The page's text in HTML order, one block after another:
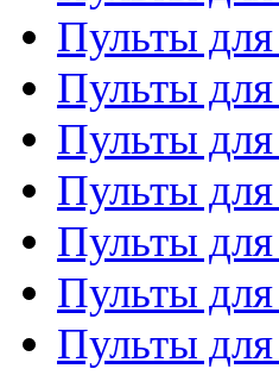
Пульты для
Пульты для
Пульты
Пульты
Пульты
Пульты
Пульты для